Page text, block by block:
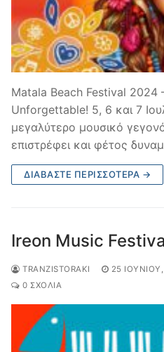
Matala Beach Festival 2024
Unforgettable! 5, 6 και 7
μεγαλύτερο μουσικό
επιστρέφει και φέτος
ΔΙΑΒΆΣΤΕ ΠΕΡΙΣΣΌΤΕΡΑ →
Ireon Music
TRANZISTORAKI 25
0 ΣΧΌΛΙΑ